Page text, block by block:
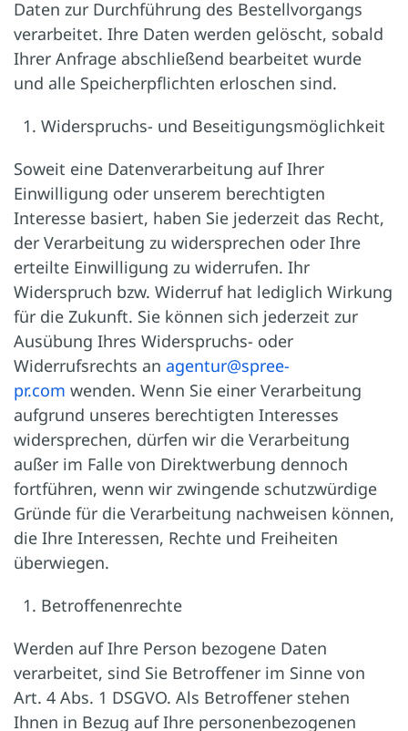
Daten zur Durchführung des Bestellvorgangs
verarbeitet. Ihre Daten werden gelöscht, sobald
Ihrer Anfrage abschließend bearbeitet wurde
und alle Speicherpflichten erloschen sind.
Widerspruchs- und Beseitigungsmöglichkeit
Soweit eine Datenverarbeitung auf Ihrer
Einwilligung oder unserem berechtigten
Interesse basiert, haben Sie jederzeit das Recht,
der Verarbeitung zu widersprechen oder Ihre
erteilte Einwilligung zu widerrufen. Ihr
Widerspruch bzw. Widerruf hat lediglich Wirkung
für die Zukunft. Sie können sich jederzeit zur
Ausübung Ihres Widerspruchs- oder
Widerrufsrechts an agentur@spree-
pr.com wenden. Wenn Sie einer Verarbeitung
aufgrund unseres berechtigten Interesses
widersprechen, dürfen wir die Verarbeitung
außer im Falle von Direktwerbung dennoch
fortführen, wenn wir zwingende schutzwürdige
Gründe für die Verarbeitung nachweisen können,
die Ihre Interessen, Rechte und Freiheiten
überwiegen.
Betroffenenrechte
Werden auf Ihre Person bezogene Daten
verarbeitet, sind Sie Betroffener im Sinne von
Art. 4 Abs. 1 DSGVO. Als Betroffener stehen
Ihnen in Bezug auf Ihre personenbezogenen